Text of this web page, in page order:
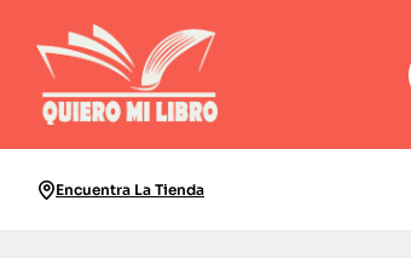
Encuentra La Tienda